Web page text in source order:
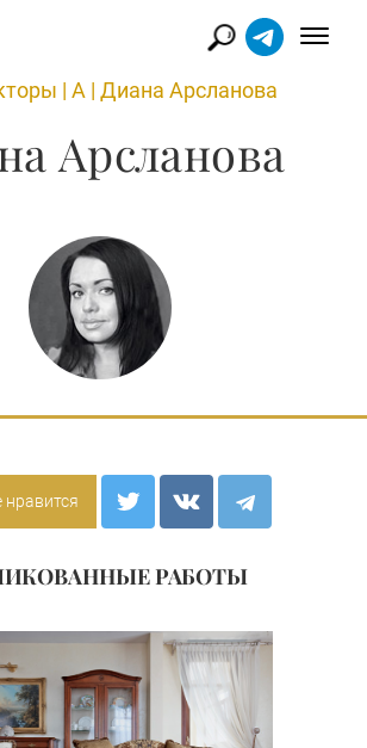
| А | Диана Арсланова
Арсланова
нравится
РАБОТЫ